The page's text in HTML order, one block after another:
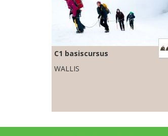
C1 basiscursus
WALLIS